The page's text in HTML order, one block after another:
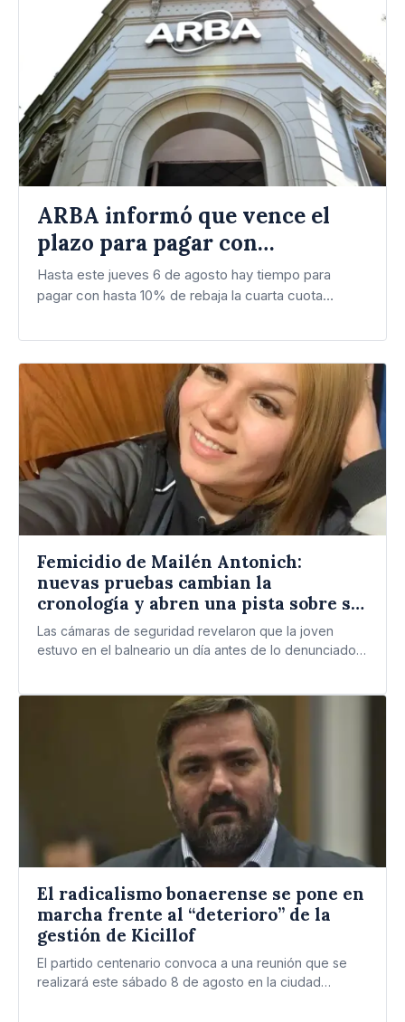
ARBA informó que vence el
plazo para pagar con
descuento la cuota 4 del
Inmobiliario Urbano
Hasta este jueves 6 de agosto hay tiempo para
pagar con hasta 10% de rebaja la cuarta cuota…
Femicidio de Mailén Antonich:
nuevas pruebas cambian la
cronología y abren una pista sobre su
entorno familiar
Las cámaras de seguridad revelaron que la joven
estuvo en el balneario un día antes de lo denunciado…
El radicalismo bonaerense se pone en
marcha frente al “deterioro” de la
gestión de Kicillof
El partido centenario convoca a una reunión que se
realizará este sábado 8 de agosto en la ciudad…